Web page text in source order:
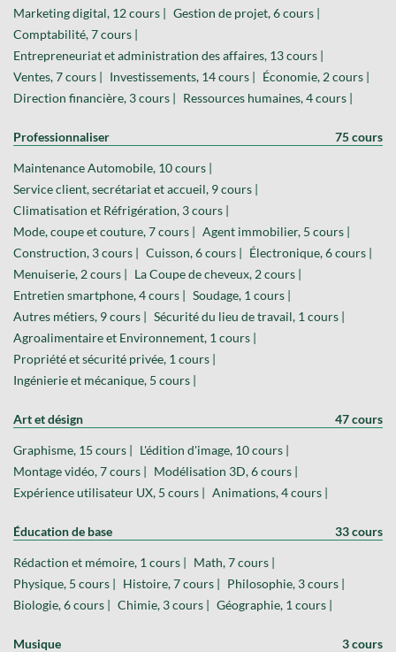
Marketing digital, 12 cours | Gestion de projet, 6 cours |
Comptabilité, 7 cours |
Entrepreneuriat et administration des affaires, 13 cours |
Ventes, 7 cours | Investissements, 14 cours | Économie, 2 cours |
Direction financière, 3 cours | Ressources humaines, 4 cours |
Professionnaliser 75 cours
Maintenance Automobile, 10 cours |
Service client, secrétariat et accueil, 9 cours |
Climatisation et Réfrigération, 3 cours |
Mode, coupe et couture, 7 cours | Agent immobilier, 5 cours |
Construction, 3 cours | Cuisson, 6 cours | Électronique, 6 cours |
Menuiserie, 2 cours | La Coupe de cheveux, 2 cours |
Entretien smartphone, 4 cours | Soudage, 1 cours |
Autres métiers, 9 cours | Sécurité du lieu de travail, 1 cours |
Agroalimentaire et Environnement, 1 cours |
Propriété et sécurité privée, 1 cours |
Ingénierie et mécanique, 5 cours |
Art et désign 47 cours
Graphisme, 15 cours | L'édition d'image, 10 cours |
Montage vidéo, 7 cours | Modélisation 3D, 6 cours |
Expérience utilisateur UX, 5 cours | Animations, 4 cours |
Éducation de base 33 cours
Rédaction et mémoire, 1 cours | Math, 7 cours |
Physique, 5 cours | Histoire, 7 cours | Philosophie, 3 cours |
Biologie, 6 cours | Chimie, 3 cours | Géographie, 1 cours |
Musique 3 cours